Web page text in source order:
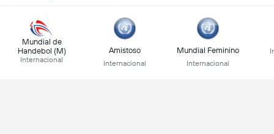
Mundial de
Handebol (M)
Internacional
Amistoso
Internacional
Mundial Feminino
Internacional